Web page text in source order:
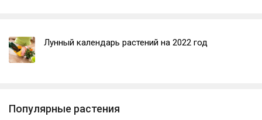
Лунный календарь растений на 2022 год
Популярные растения